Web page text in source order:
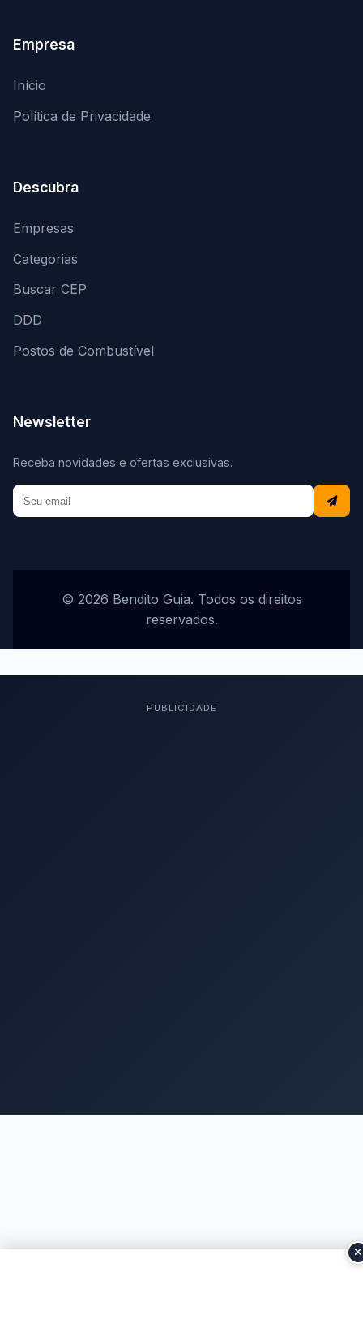
Empresa
Início
Política de Privacidade
Descubra
Empresas
Categorias
Buscar CEP
DDD
Postos de Combustível
Newsletter
Receba novidades e ofertas exclusivas.
© 2026 Bendito Guia. Todos os direitos
reservados.